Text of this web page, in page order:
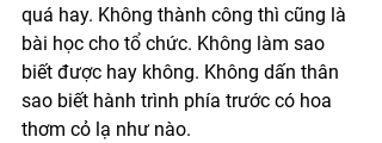
quá hay. Không thành công thì cũng là
bài học cho tổ chức. Không làm sao
biết được hay không. Không dấn thân
sao biết hành trình phía trước có hoa
thơm cỏ lạ như nào.